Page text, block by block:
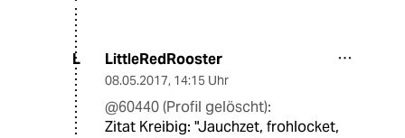
L LittleRedRooster
08.05.2017, 14:15 Uhr
@60440 (Profil gelöscht):
Zitat Kreibig: "Jauchzet, frohlocket,